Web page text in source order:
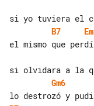
B7
Em
Gm6